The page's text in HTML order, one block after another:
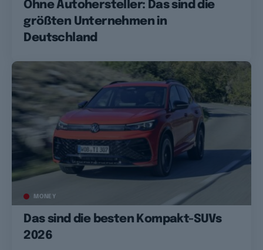
Ohne Autohersteller: Das sind die
größten Unternehmen in
Deutschland
MONEY
Das sind die besten Kompakt-SUVs
2026